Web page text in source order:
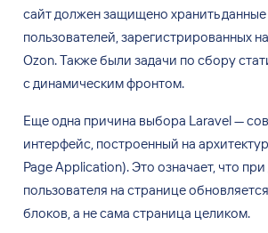
сайт должен защищено хранить
пользователей, зарегистрированных на
Ozon. Также были задачи по сбору
с динамическим фронтом.
Еще одна причина выбора Laravel —
интерфейс, построенный на
Page Application). Это означает, что при
пользователя на странице
блоков, а не сама страница целиком.